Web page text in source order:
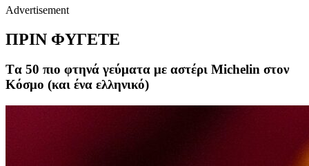
Advertisement
ΠΡΙΝ ΦΥΓΕΤΕ
Tα 50 πιο φτηνά γεύματα με αστέρι Michelin στον
Κόσμο (και ένα ελληνικό)